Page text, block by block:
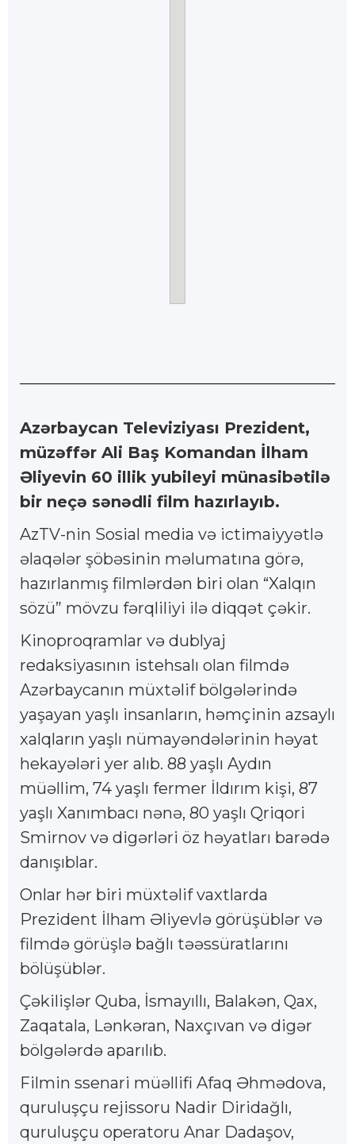
Azərbaycan Televiziyası Prezident,
müzəffər Ali Baş Komandan İlham
Əliyevin 60 illik yubileyi münasibətilə
bir neçə sənədli film hazırlayıb.
AzTV-nin Sosial media və ictimaiyyətlə
əlaqələr şöbəsinin məlumatına görə,
hazırlanmış filmlərdən biri olan “Xalqın
sözü” mövzu fərqliliyi ilə diqqət çəkir.
Kinoproqramlar və dublyaj
redaksiyasının istehsalı olan filmdə
Azərbaycanın müxtəlif bölgələrində
yaşayan yaşlı insanların, həmçinin azsaylı
xalqların yaşlı nümayəndələrinin həyat
hekayələri yer alıb. 88 yaşlı Aydın
müəllim, 74 yaşlı fermer İldırım kişi, 87
yaşlı Xanımbacı nənə, 80 yaşlı Qriqori
Smirnov və digərləri öz həyatları barədə
danışıblar.
Onlar hər biri müxtəlif vaxtlarda
Prezident İlham Əliyevlə görüşüblər və
filmdə görüşlə bağlı təəssüratlarını
bölüşüblər.
Çəkilişlər Quba, İsmayıllı, Balakən, Qax,
Zaqatala, Lənkəran, Naxçıvan və digər
bölgələrdə aparılıb.
Filmin ssenari müəllifi Afaq Əhmədova,
quruluşçu rejissoru Nadir Diridağlı,
quruluşçu operatoru Anar Dadaşov,